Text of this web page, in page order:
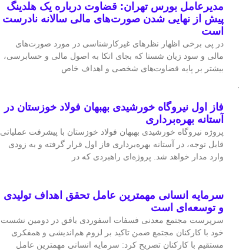
مدیرعامل بورس تهران: قضاوت درباره یک هلدینگ
پیش از نهایی شدن صورت‌های مالی سالانه نادرست
است
در پی برخی اظهار نظرهای غیرکارشناسی در مورد صورت‌های
مالی و سود زیان شستا که بجای اتکا به اصول مالی و حسابرسی،
بیشتر بر پایه قضاوت‌‌های شخصی و اهداف خاص
فاز اول نیروگاه خورشیدی بهبهان فولاد خوزستان در
آستانه بهره‌برداری
پروژه نیروگاه خورشیدی بهبهان فولاد خوزستان با پیشرفت عملیاتی
قابل‌ توجه، در آستانه بهره‌برداری فاز اول قرار گرفته و به‌ زودی
وارد مدار خواهد شد. پروژه‌ای راهبردی که در
سرمایه انسانی مهمترین عامل تحقق اهداف تولیدی
و توسعه‌ای است
سرپرست مجتمع معدنی فسفات اسفوردی بافق در دومین نشست
خود با کارکنان مجتمع ضمن تاکید بر لزوم هم‌اندیشی و همفکری
مستقیم با کارکنان تصریح کرد: سرمایه انسانی مهمترین عامل